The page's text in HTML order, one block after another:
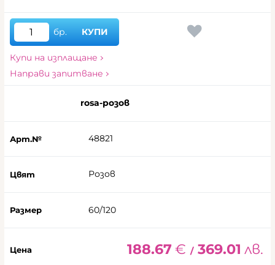
бр. КУПИ
Купи на изплащане
Направи запитване
48821
rosa-розов
Розов
60/120
188.67€ / 369.01 лв.